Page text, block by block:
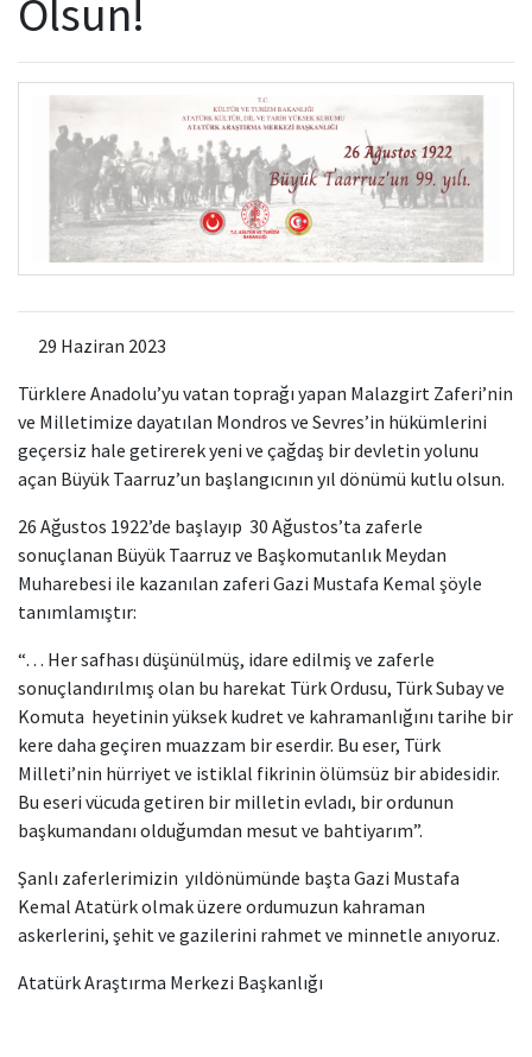
Olsun!
29 Haziran 2023
Türklere Anadolu’yu vatan toprağı yapan Malazgirt Zaferi’nin
ve Milletimize dayatılan Mondros ve Sevres’in hükümlerini
geçersiz hale getirerek yeni ve çağdaş bir devletin yolunu
açan Büyük Taarruz’un başlangıcının yıl dönümü kutlu olsun.
26 Ağustos 1922’de başlayıp 30 Ağustos’ta zaferle
sonuçlanan Büyük Taarruz ve Başkomutanlık Meydan
Muharebesi ile kazanılan zaferi Gazi Mustafa Kemal şöyle
tanımlamıştır:
“… Her safhası düşünülmüş, idare edilmiş ve zaferle
sonuçlandırılmış olan bu harekat Türk Ordusu, Türk Subay ve
Komuta heyetinin yüksek kudret ve kahramanlığını tarihe bir
kere daha geçiren muazzam bir eserdir. Bu eser, Türk
Milleti’nin hürriyet ve istiklal fikrinin ölümsüz bir abidesidir.
Bu eseri vücuda getiren bir milletin evladı, bir ordunun
başkumandanı olduğumdan mesut ve bahtiyarım”.
Şanlı zaferlerimizin yıldönümünde başta Gazi Mustafa
Kemal Atatürk olmak üzere ordumuzun kahraman
askerlerini, şehit ve gazilerini rahmet ve minnetle anıyoruz.
Atatürk Araştırma Merkezi Başkanlığı
Hizmet Envanteri
Uluslararası Yayıncılık
Ödüller
Projeler